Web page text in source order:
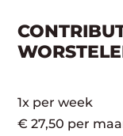
1x per week
€ 27,50 per